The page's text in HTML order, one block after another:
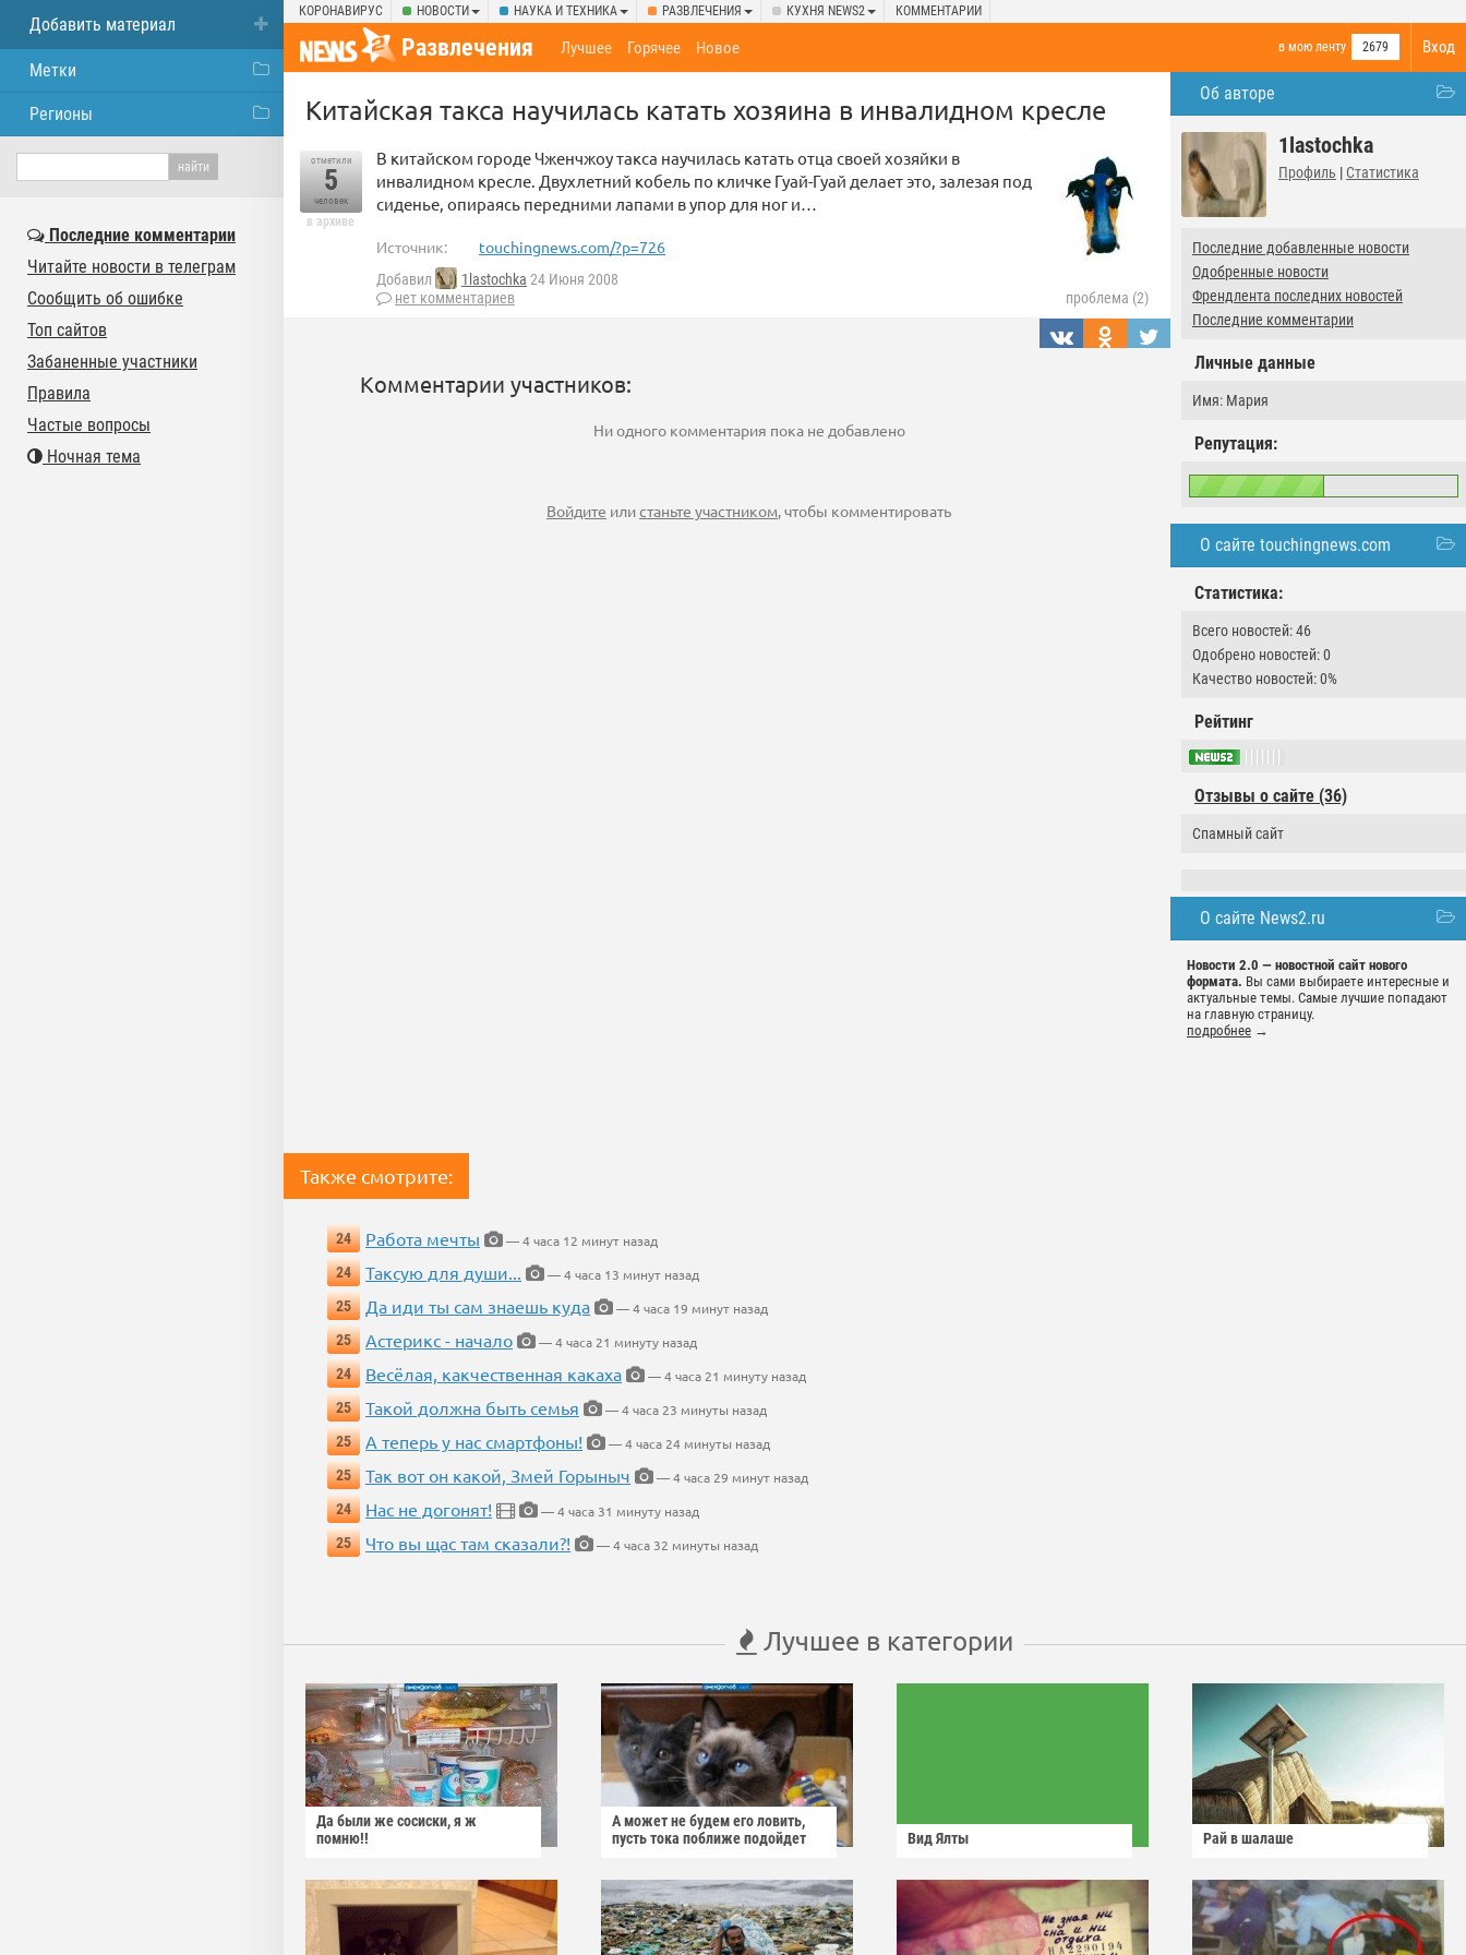
КОРОНАВИРУС НОВОСТИ НАУКА И ТЕХНИКА РАЗВЛЕЧЕНИЯ КУХНЯ NEWS2 КОММЕНТАРИИ
Вход
Развлечения в мою ленту 2679
Лучшее Горячее Новое
Об авторе
1lastochka
Профиль | Статистика
Последние добавленные новости
Одобренные новости
Френдлента последних новостей
Последние комментарии
Личные данные
Имя: Мария
Репутация:
О сайте touchingnews.com
Статистика:
Всего новостей: 46
Одобрено новостей: 0
Качество новостей: 0%
Рейтинг
Отзывы о сайте (36)
Спамный сайт
О сайте News2.ru
Новости 2.0 — новостной сайт нового
формата. Вы сами выбираете интересные и
актуальные темы. Самые лучшие попадают
на главную страницу.
подробнее →
Китайская такса научилась катать хозяина в инвалидном кресле
отметили
5
человек
в архиве
В китайском городе Чженчжоу такса научилась катать отца своей хозяйки в
инвалидном кресле. Двухлетний кобель по кличке Гуай-Гуай делает это, залезая под
сиденье, опираясь передними лапами в упор для ног и…
Источник: touchingnews.com/?p=726
Добавил 1lastochka 24 Июня 2008
нет комментариев
проблема (2)
Комментарии участников:
Ни одного комментария пока не добавлено
Войдите илистаньте участником, чтобы комментировать
Также смотрите:
24 Работа мечты
— 4 часа 12 минут назад
24
Таксую для души...
— 4 часа 13 минут назад
25
Да иди ты сам знаешь куда
— 4 часа 19 минут назад
25
Астерикс - начало
— 4 часа 21 минуту назад
24
Весёлая, какчественная какаха
— 4 часа 21 минуту назад
25
Такой должна быть семья
— 4 часа 23 минуты назад
25
А теперь у нас смартфоны!
— 4 часа 24 минуты назад
25
Так вот он какой, Змей Горыныч
— 4 часа 29 минут назад
24
Нас не догонят!
— 4 часа 31 минуту назад
25
Что вы щас там сказали?! — 4 часа 32 минуты назад
Лучшее в категории
Да были же сосиски, я ж
помню!!
А может не будем его ловить,
пусть тока поближе подойдет
Вид Ялты Рай в шалаше
Добавить материал
Метки
Регионы
Последние комментарии
Читайте новости в телеграм
Сообщить об ошибке
Топ сайтов
Забаненные участники
Правила
Частые вопросы
Ночная тема